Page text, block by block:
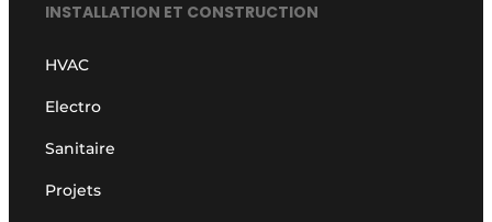
INSTALLATION ET CONSTRUCTION
HVAC
Electro
Sanitaire
Projets